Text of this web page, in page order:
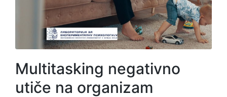
Multitasking negativno
utiče na organizam